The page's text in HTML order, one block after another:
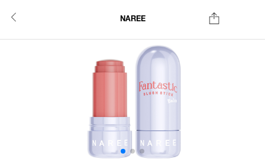
NAREE